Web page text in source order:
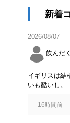
新着
2026/08/07
飲んだ
イギリスは結
いも酷いし。
16時間前